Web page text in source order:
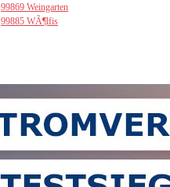
99869 Weingarten
99885 WÃ¶lfis